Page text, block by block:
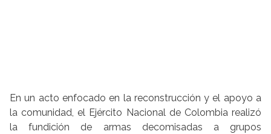
En un acto enfocado en la reconstrucción y el apoyo a
la comunidad, el Ejército Nacional de Colombia realizó
la fundición de armas decomisadas a grupos